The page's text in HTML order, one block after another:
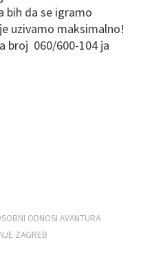
bih da se igramo
uzivamo maksimalno!
broj 060/600-104 ja
ODNOSI AVANTURA
ZAGREB